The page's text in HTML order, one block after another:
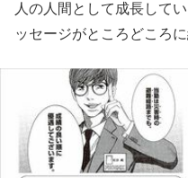
人の人間として成長して
ッセージがところどころ